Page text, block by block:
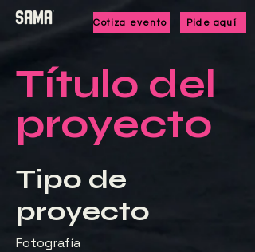
Cotiza evento Pide aquí
Título del
proyecto
Tipo de
proyecto
Fotografía